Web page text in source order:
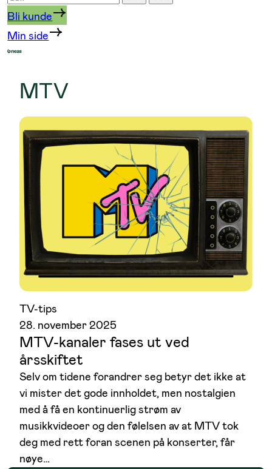
etter
Bli kunde
Min side
MTV
TV-tips
28. november 2025
MTV-kanaler fases ut ved
årsskiftet
Selv om tidene forandrer seg betyr det ikke at
vi mister det gode innholdet, men nostalgien
med å få en kontinuerlig strøm av
musikkvideoer og den følelsen av at MTV tok
deg med rett foran scenen på konserter, får
nøye…